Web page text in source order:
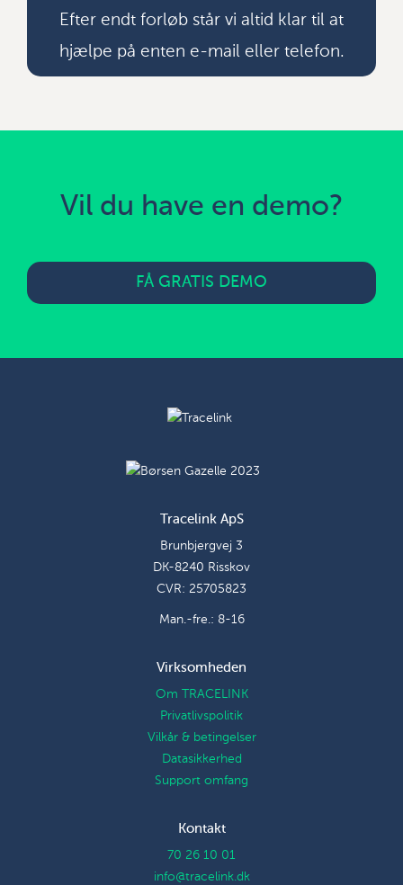
Efter endt forløb står vi altid klar til at
hjælpe på enten e-mail eller telefon.
Vil du have en demo?
FÅ GRATIS DEMO
Tracelink ApS
Brunbjergvej 3
DK-8240 Risskov
CVR: 25705823
Man.-fre.: 8-16
Virksomheden
Om TRACELINK
Privatlivspolitik
Vilkår & betingelser
Datasikkerhed
Support omfang
Kontakt
70 26 10 01
info@tracelink.dk